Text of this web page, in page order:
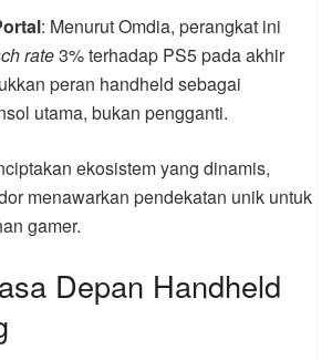
: Menurut Omdia, perangkat ini
rate3% terhadap PS5 pada akhir
peran handheld sebagai
utama, bukan pengganti.
ekosistem yang dinamis,
menawarkan pendekatan unik untuk
gamer.
Depan Handheld